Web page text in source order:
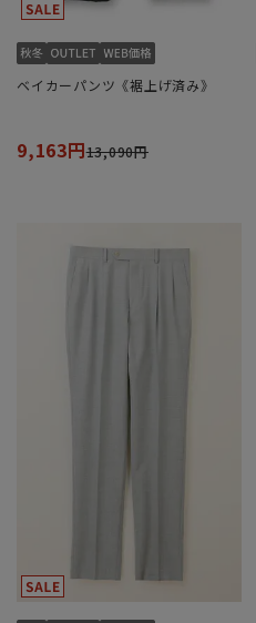
ベイカーパンツ《裾上げ済み》
9,163円13,090円